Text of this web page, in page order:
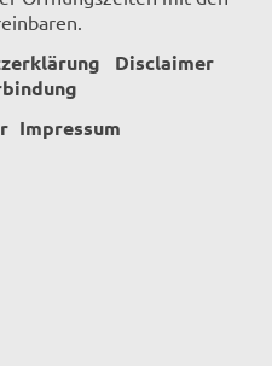
Disclaimer
Impressum